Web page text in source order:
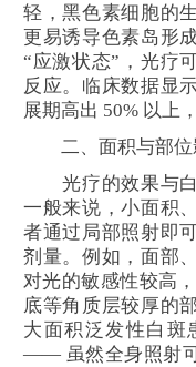
轻，黑色素细胞的
更易诱导色素岛形
“应激状态”，光疗
反应。临床数据显
展期高出 50% 以上
二、面积与部位
光疗的效果与白
一般来说，小面积
者通过局部照射即
剂量。例如，面部
对光的敏感性较高
底等角质层较厚的
大面积泛发性白斑
—— 虽然全身照射